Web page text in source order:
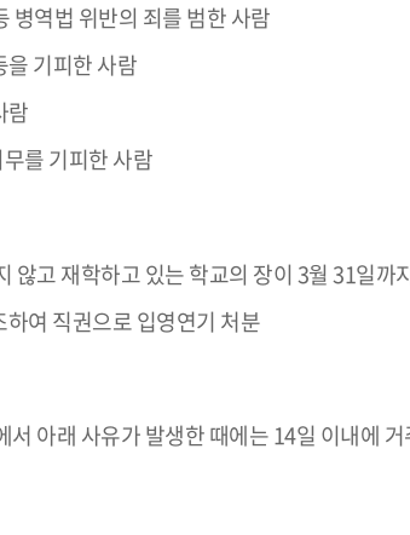
병역법 위반의 죄를 범한 사람
기피한 사람
람
를 기피한 사람
않고 재학하고 있는 학교의 장이 3월 31일
여 직권으로 입영연기 처분
아래 사유가 발생한 때에는 14일 이내에